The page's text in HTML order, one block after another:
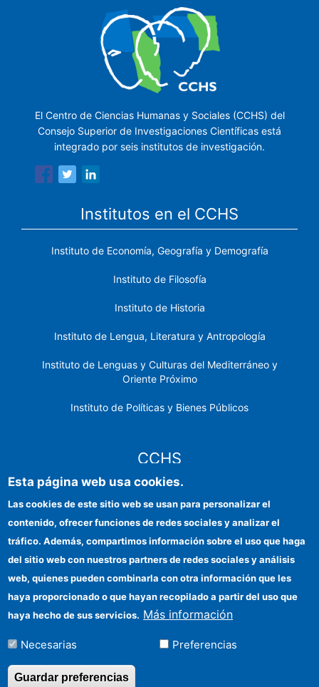
El Centro de Ciencias Humanas y Sociales (CCHS) del
Consejo Superior de Investigaciones Científicas está
integrado por seis institutos de investigación.
Institutos en el CCHS
Instituto de Economía, Geografía y Demografía
Instituto de Filosofía
Instituto de Historia
Instituto de Lengua, Literatura y Antropología
Instituto de Lenguas y Culturas del Mediterráneo y
Oriente Próximo
Instituto de Políticas y Bienes Públicos
CCHS
Identidad institucional
Ayudas FEDER
Organismos financiadores
Contacto
Cómo llegar
Esta página web usa cookies.
Las cookies de este sitio web se usan para personalizar el
contenido, ofrecer funciones de redes sociales y analizar el
tráfico. Además, compartimos información sobre el uso que haga
del sitio web con nuestros partners de redes sociales y análisis
web, quienes pueden combinarla con otra información que les
haya proporcionado o que hayan recopilado a partir del uso que
haya hecho de sus servicios. Más información
Necesarias Preferencias
Guardar preferencias